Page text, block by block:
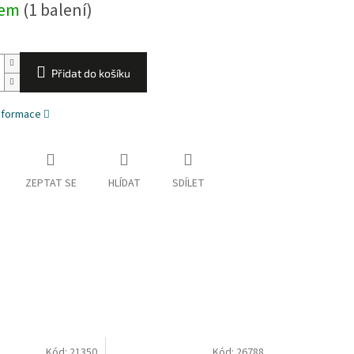
(1 balení)
Přidat do košíku
ZEPTAT SE HLÍDAT SDÍLET